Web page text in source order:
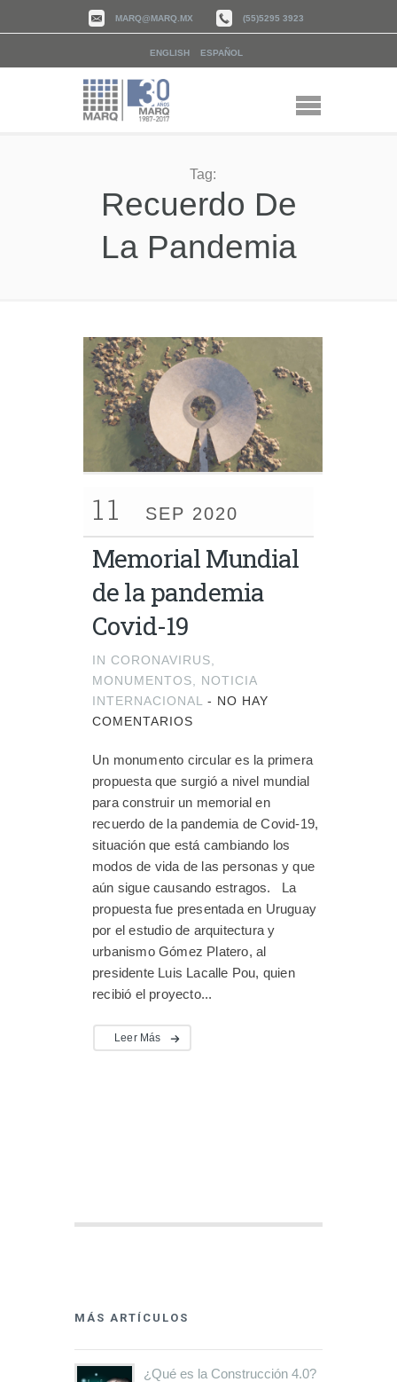
MARQ@MARQ.MX (55)5295 3923
ENGLISH ESPAÑOL
Tag:
Recuerdo De
La Pandemia
11 SEP 2020
Memorial Mundial
de la pandemia
Covid-19
IN CORONAVIRUS
MONUMENTOS
NOTICIA
INTERNACIONAL
- NO HAY
COMENTARIOS
Un monumento circular es la primera
propuesta que surgió a nivel mundial
para construir un memorial en
recuerdo de la pandemia de Covid-19,
situación que está cambiando los
modos de vida de las personas y que
aún sigue causando estragos. La
propuesta fue presentada en Uruguay
por el estudio de arquitectura y
urbanismo Gómez Platero, al
presidente Luis Lacalle Pou, quien
recibió el proyecto...
Leer Más
MÁS ARTÍCULOS
¿Qué es la Construcción 4.0?